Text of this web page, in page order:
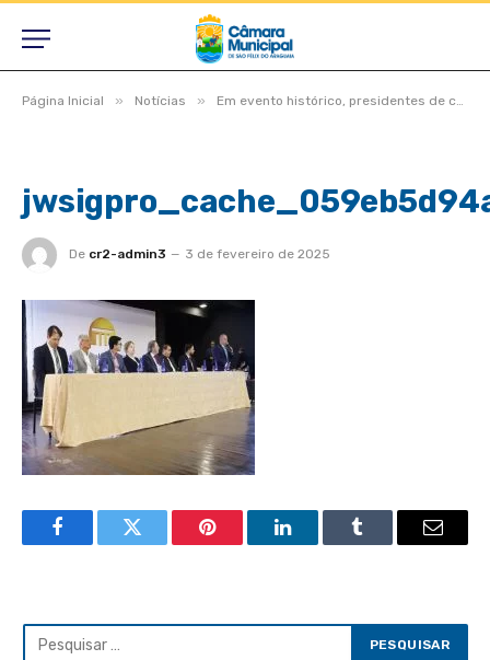
Página Inicial » Notícias » Em evento histórico, presidentes de câmaras lotam auditório do TCE-MT para primeira edição do Interage 2023
De cr2-admin3 3 de fevereiro de 2025
FacebookTwitter Pinterest LinkedInTumblr Email